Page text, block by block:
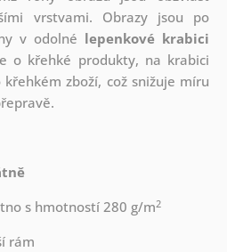
vrstvami. Obrazy jsou po
v odolné lepenkové krabici
o křehké produkty, na krabici
zboží, což snižuje míru
s hmotností 280 g/m2
rám